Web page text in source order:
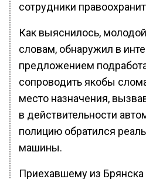
сотрудники
Как выяснилось,
словам, обнаружил в
предложением
сопроводить якобы
место назначения,
в действительности
полицию обратился
машины.
Приехавшему из